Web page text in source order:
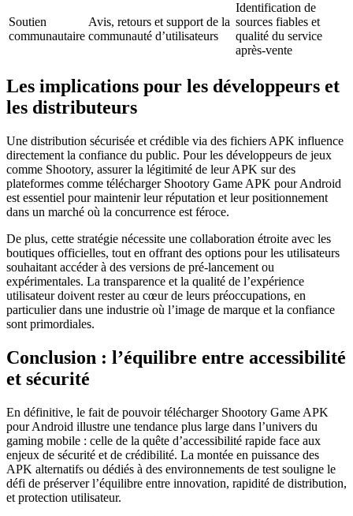
Soutien
communautaire
Avis, retours et support de la
communauté d’utilisateurs
Identification de
sources fiables et
qualité du service
après-vente
Les implications pour les développeurs et
les distributeurs
Une distribution sécurisée et crédible via des fichiers APK influence
directement la confiance du public. Pour les développeurs de jeux
comme Shootory, assurer la légitimité de leur APK sur des
plateformes comme télécharger Shootory Game APK pour Android
est essentiel pour maintenir leur réputation et leur positionnement
dans un marché où la concurrence est féroce.
De plus, cette stratégie nécessite une collaboration étroite avec les
boutiques officielles, tout en offrant des options pour les utilisateurs
souhaitant accéder à des versions de pré-lancement ou
expérimentales. La transparence et la qualité de l’expérience
utilisateur doivent rester au cœur de leurs préoccupations, en
particulier dans une industrie où l’image de marque et la confiance
sont primordiales.
Conclusion : l’équilibre entre accessibilité
et sécurité
En définitive, le fait de pouvoir télécharger Shootory Game APK
pour Android illustre une tendance plus large dans l’univers du
gaming mobile : celle de la quête d’accessibilité rapide face aux
enjeux de sécurité et de crédibilité. La montée en puissance des
APK alternatifs ou dédiés à des environnements de test souligne le
défi de préserver l’équilibre entre innovation, rapidité de distribution,
et protection utilisateur.